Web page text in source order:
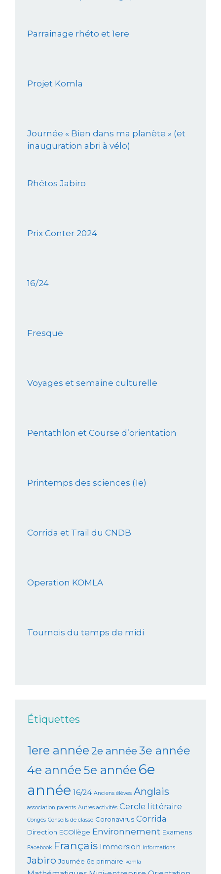
Parrainage rhéto et 1ere
Projet Komla
Journée « Bien dans ma planète » (et
inauguration abri à vélo)
Rhétos Jabiro
Prix Conter 2024
16/24
Fresque
Voyages et semaine culturelle
Pentathlon et Course d’orientation
Printemps des sciences (1e)
Corrida et Trail du CNDB
Operation KOMLA
Tournois du temps de midi
Étiquettes
1ere année 2e année 3e année
4e année 5e année 6e
année 16/24 Anciens élèves Anglais
association parents Autres activités Cercle littéraire
Congés Conseils de classe Coronavirus Corrida
Direction ECOllège Environnement Examens
Facebook Français Immersion Informations
Jabiro Journée 6e primaire komla